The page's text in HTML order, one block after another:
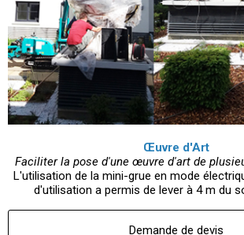
Œuvre d'Art
Faciliter la pose d'une œuvre d'art de
L'utilisation de la mini-grue en mode
d'utilisation a permis de lever à 4 m du
Demande de devis